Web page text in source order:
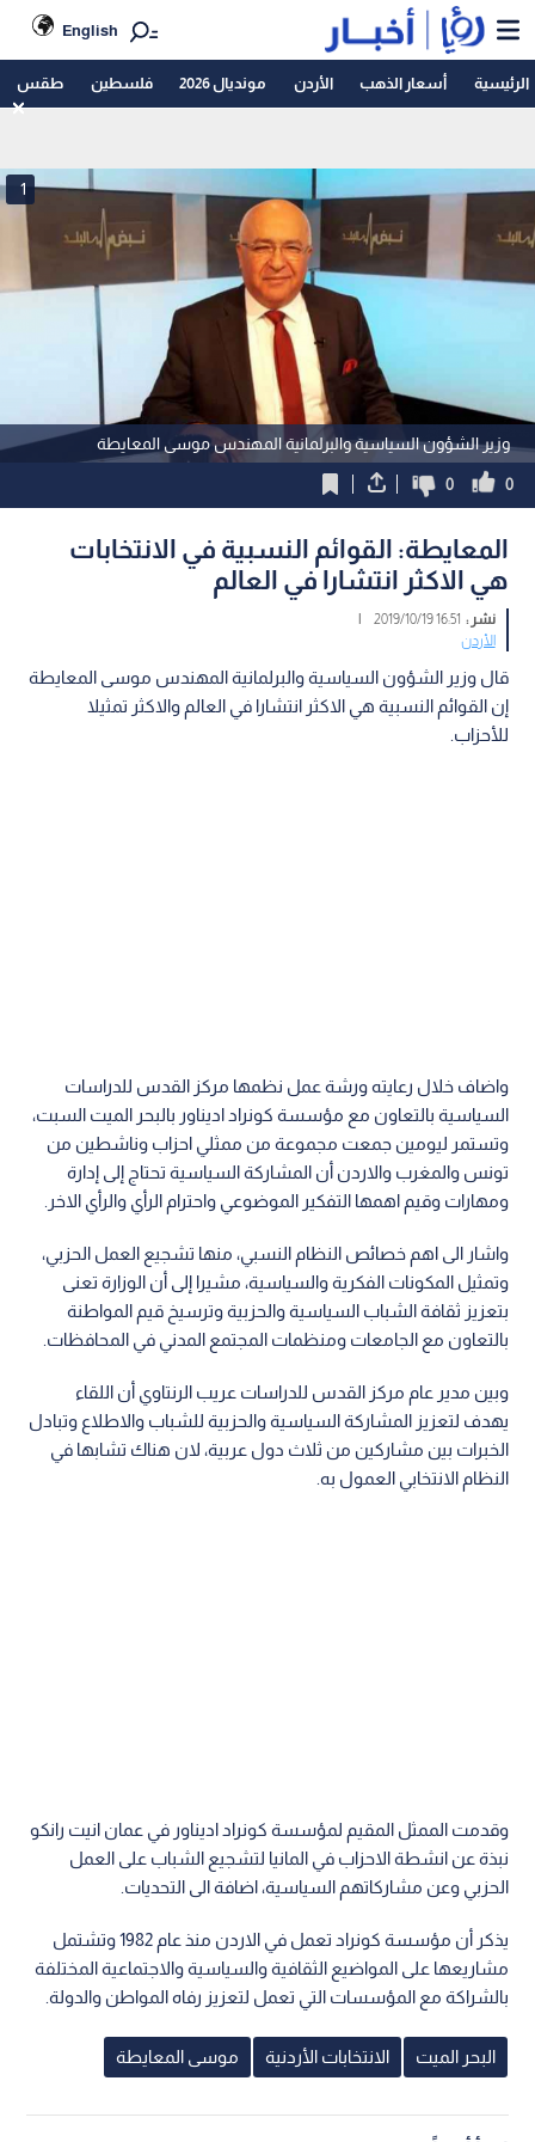
English
الرئيسية أسعار الذهب الأردن مونديال 2026 فلسطين طقس
وزير الشؤون السياسية والبرلمانية المهندس موسى المعايطة
1
0
0
المعايطة: القوائم النسبية في الانتخابات
هي الاكثر انتشارا في العالم
نشر : 16:51 2019/10/19
|
الأردن
قال وزير الشؤون السياسية والبرلمانية المهندس موسى المعايطة
إن القوائم النسبية هي الاكثر انتشارا في العالم والاكثر تمثيلا
للأحزاب.
واضاف خلال رعايته ورشة عمل نظمها مركز القدس للدراسات
السياسية بالتعاون مع مؤسسة كونراد اديناور بالبحر الميت السبت،
وتستمر ليومين جمعت مجموعة من ممثلي احزاب وناشطين من
تونس والمغرب والاردن أن المشاركة السياسية تحتاج إلى إدارة
ومهارات وقيم اهمها التفكير الموضوعي واحترام الرأي والرأي الاخر.
واشار الى اهم خصائص النظام النسبي، منها تشجيع العمل الحزبي،
وتمثيل المكونات الفكرية والسياسية، مشيرا إلى أن الوزارة تعنى
بتعزيز ثقافة الشباب السياسية والحزبية وترسيخ قيم المواطنة
بالتعاون مع الجامعات ومنظمات المجتمع المدني في المحافظات.
وبين مدير عام مركز القدس للدراسات عريب الرنتاوي أن اللقاء
يهدف لتعزيز المشاركة السياسية والحزبية للشباب والاطلاع وتبادل
الخبرات بين مشاركين من ثلاث دول عربية، لان هناك تشابها في
النظام الانتخابي العمول به.
وقدمت الممثل المقيم لمؤسسة كونراد اديناور في عمان انيت رانكو
نبذة عن انشطة الاحزاب في المانيا لتشجيع الشباب على العمل
الحزبي وعن مشاركاتهم السياسية، اضافة الى التحديات.
يذكر أن مؤسسة كونراد تعمل في الاردن منذ عام 1982 وتشتمل
مشاريعها على المواضيع الثقافية والسياسية والاجتماعية المختلفة
بالشراكة مع المؤسسات التي تعمل لتعزيز رفاه المواطن والدولة.
البحر الميت الانتخابات الأردنية موسى المعايطة